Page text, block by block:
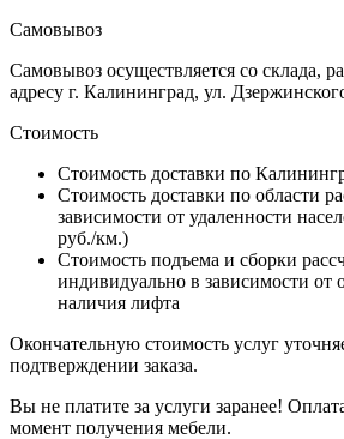
Самовывоз
Самовывоз осуществляется со склада,
адресу г. Калининград, ул.
Стоимость
Стоимость доставки по
Стоимость доставки по области
зависимости от удаленности
руб./км.)
Стоимость подъема и сборки
индивидуально в зависимости от
наличия лифта
Окончательную стоимость услуг
подтверждении заказа.
Вы не платите за услуги заранее!
момент получения мебели.